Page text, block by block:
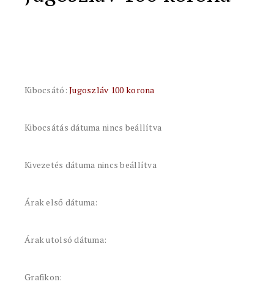
Kibocsátó:Jugoszláv 100 korona
Kibocsátás dátuma nincs beállítva
Kivezetés dátuma nincs beállítva
Árak első dátuma:
Árak utolsó dátuma:
Grafikon: